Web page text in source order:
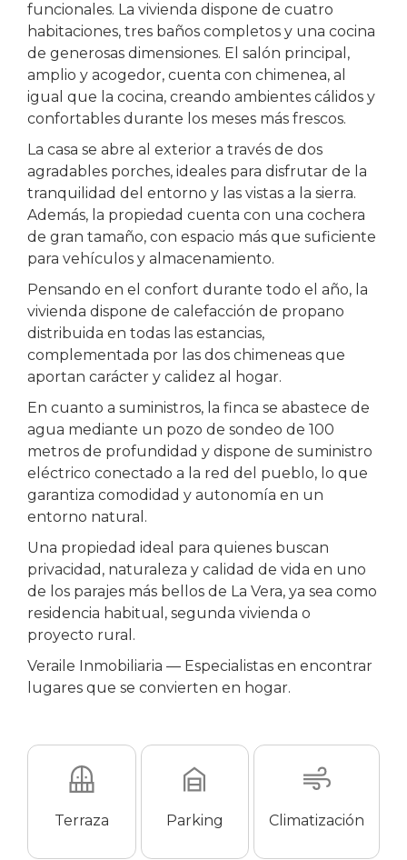
funcionales. La vivienda dispone de cuatro
habitaciones, tres baños completos y una cocina
de generosas dimensiones. El salón principal,
amplio y acogedor, cuenta con chimenea, al
igual que la cocina, creando ambientes cálidos y
confortables durante los meses más frescos.
La casa se abre al exterior a través de dos
agradables porches, ideales para disfrutar de la
tranquilidad del entorno y las vistas a la sierra.
Además, la propiedad cuenta con una cochera
de gran tamaño, con espacio más que suficiente
para vehículos y almacenamiento.
Pensando en el confort durante todo el año, la
vivienda dispone de calefacción de propano
distribuida en todas las estancias,
complementada por las dos chimeneas que
aportan carácter y calidez al hogar.
En cuanto a suministros, la finca se abastece de
agua mediante un pozo de sondeo de 100
metros de profundidad y dispone de suministro
eléctrico conectado a la red del pueblo, lo que
garantiza comodidad y autonomía en un
entorno natural.
Una propiedad ideal para quienes buscan
privacidad, naturaleza y calidad de vida en uno
de los parajes más bellos de La Vera, ya sea como
residencia habitual, segunda vivienda o
proyecto rural.
Veraile Inmobiliaria — Especialistas en encontrar
lugares que se convierten en hogar.
Terraza Parking Climatización